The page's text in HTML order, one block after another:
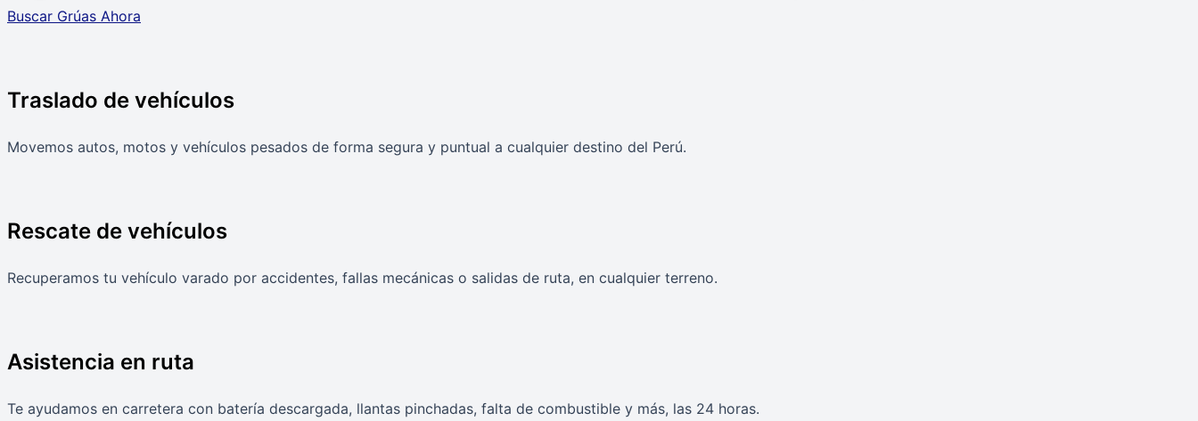
Buscar Grúas Ahora
Traslado de vehículos
Movemos autos, motos y vehículos pesados de forma segura y puntual a cualquier destino del Perú.
Rescate de vehículos
Recuperamos tu vehículo varado por accidentes, fallas mecánicas o salidas de ruta, en cualquier terreno.
Asistencia en ruta
Te ayudamos en carretera con batería descargada, llantas pinchadas, falta de combustible y más, las 24 horas.